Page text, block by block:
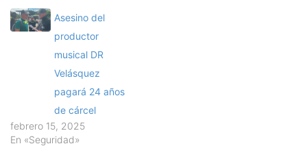
Asesino del
productor
musical DR
Velásquez
pagará 24 años
de cárcel
febrero 15, 2025
En «Seguridad»